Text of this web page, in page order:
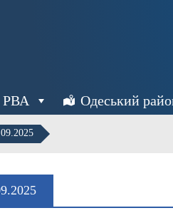
РВА Одеський